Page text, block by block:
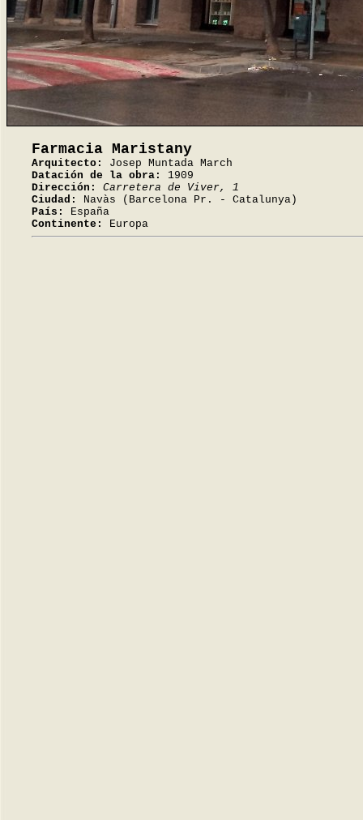
Farmacia Maristany
Arquitecto:
Josep Muntada March
Datación de la obra:
1909
Dirección:
Carretera de Viver, 1
Ciudad:
Navàs (Barcelona Pr. - Catalunya)
País:
España
Continente:
Europa